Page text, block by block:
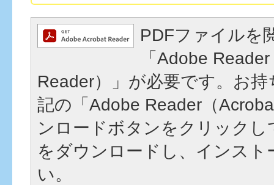
PDFファイルを
「Adobe
Reader）」が必要です。お
記の「Adobe Reader（
ンロードボタンをクリック
をダウンロードし、インスト
い。